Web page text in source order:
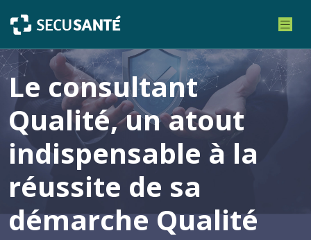
Le consultant
Qualité, un atout
indispensable à la
réussite de sa
démarche Qualité